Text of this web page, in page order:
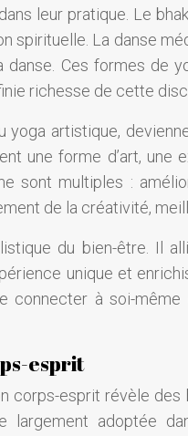
leur pratique. Le
spirituelle. La danse
danse. Ces formes de
richesse de cette
artistique,
une forme d’art, une
sont multiples :
de la créativité,
du bien-être. Il
unique et
connecter à soi-
esprit
corps-esprit révèle
largement adoptée